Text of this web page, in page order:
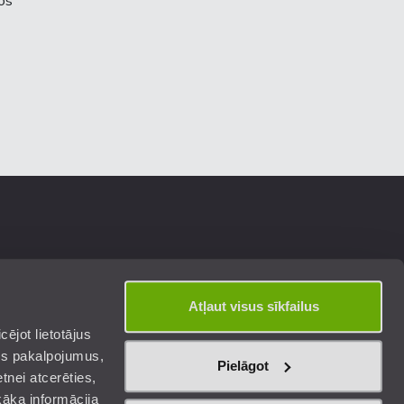
lietotājus
pakalpojumus,
atcerēties,
informācija
Atļaut visus sīkfailus
Pielāgot